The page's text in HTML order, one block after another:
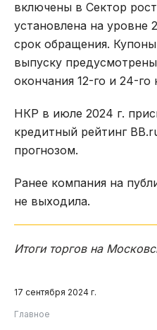
включены в Сектор
установлена на уровне
срок обращения.
выпуску
окончания 12-го и 24-
НКР в июле 2024 г.
кредитный рейтинг
прогнозом.
Ранее компания на
не выходила.
Итоги торгов на
17 сентября 2024 г.
Главное